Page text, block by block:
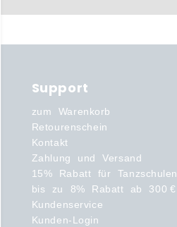
Support
zum Warenkorb
Retourenschein
Kontakt
Zahlung und Versand
15% Rabatt für Tanzschulen
bis zu 8% Rabatt ab 300 €
Kundenservice
Kunden-Login